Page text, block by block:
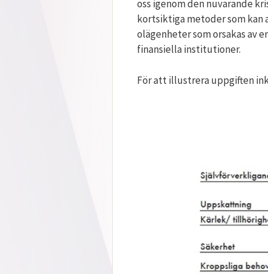
oss igenom den nuvarande
kortsiktiga metoder som kan
olägenheter som orsakas av
finansiella institutioner.
För att illustrera uppgiften